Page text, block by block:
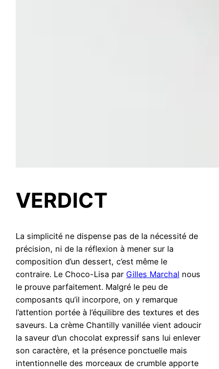
VERDICT
La simplicité ne dispense pas de la nécessité de
précision, ni de la réflexion à mener sur la
composition d’un dessert, c’est même le
contraire. Le Choco-Lisa par Gilles Marchal nous
le prouve parfaitement. Malgré le peu de
composants qu’il incorpore, on y remarque
l’attention portée à l’équilibre des textures et des
saveurs. La crème Chantilly vanillée vient adoucir
la saveur d’un chocolat expressif sans lui enlever
son caractère, et la présence ponctuelle mais
intentionnelle des morceaux de crumble apporte